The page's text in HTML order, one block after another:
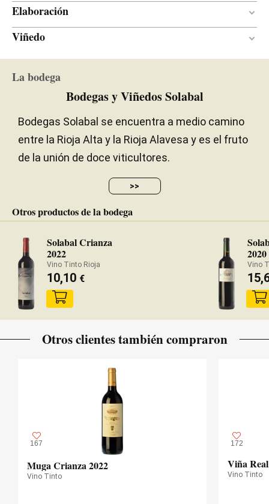
Elaboración
MATERIAL DE
Viñedo
La bodega
Bodegas y Viñedos Solabal
Bodegas Solabal se encuentra a medio camino
entre la Rioja Alta y la Rioja Alavesa y es el fruto
de la unión de doce viticultores.
>>
Otros productos de la bodega
Solabal Crianza
2022
Vino Tinto Rioja
10,10 €
2020
Vino
Otros clientes también compraron
167
Muga Crianza 2022
Vino Tinto
172
Viña
Vino Tinto